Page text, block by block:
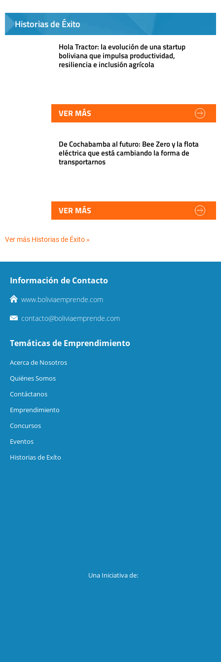
Historias de Éxito
Hola Tractor: la evolución de una startup
boliviana que impulsa productividad,
resiliencia e inclusión agrícola
VER MÁS
De Cochabamba al futuro: Bee Zero y la flota
eléctrica que está cambiando la forma de
transportarnos
VER MÁS
Ver más Historias de Éxito »
Información de Contacto
www.boliviaemprende.com
contacto@boliviaemprende.com
Temáticas de Emprendimiento
Acerca de Nosotros
Quiénes Somos
Contáctanos
Emprendimiento
Concursos
Eventos
Historias de Exíto
Una Iniciativa de: